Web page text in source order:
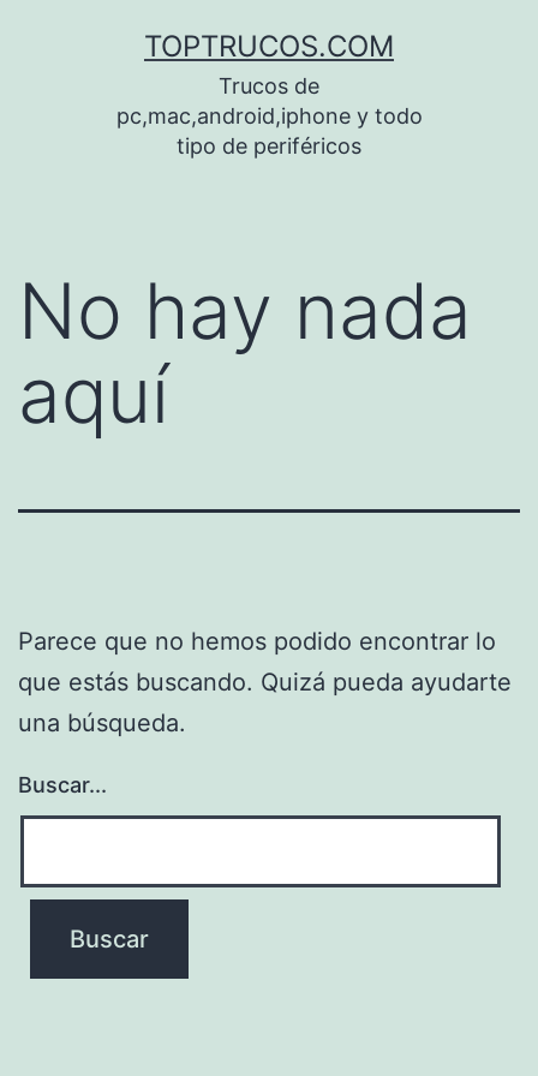
TOPTRUCOS.COM
Trucos de
pc,mac,android,iphone y todo
tipo de periféricos
No hay nada
aquí
Parece que no hemos podido encontrar lo
que estás buscando. Quizá pueda ayudarte
una búsqueda.
Buscar...